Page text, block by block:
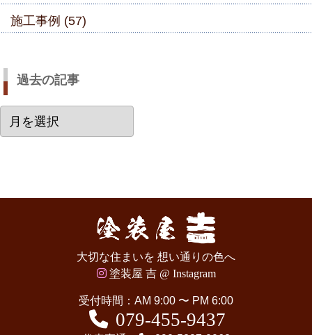
施工事例 (57)
過去の記事
去
大切な住まいを 想い通りの色へ
塗装屋 吉 @ Instagram
受付時間：AM 9:00 〜 PM 6:00
079-455-9437